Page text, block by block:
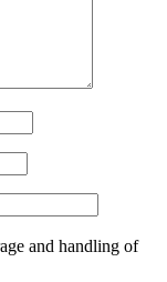
and handling of